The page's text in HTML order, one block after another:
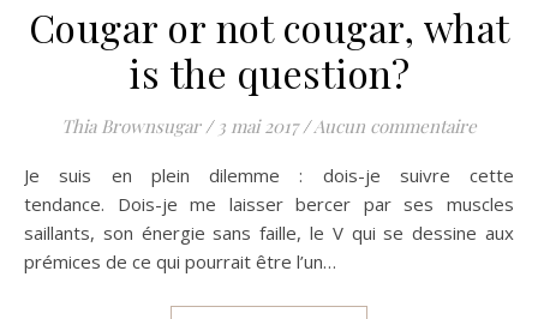
Cougar or not cougar, what
is the question?
Thia Brownsugar / 3 mai 2017 /Aucun commentaire
Je suis en plein dilemme : dois-je suivre cette
tendance. Dois-je me laisser bercer par ses muscles
saillants, son énergie sans faille, le V qui se dessine aux
prémices de ce qui pourrait être l’un…